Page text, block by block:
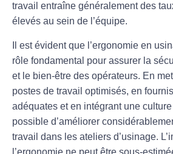
travail entraîne généralement des
élevés au sein de l’équipe.
Il est évident que l’ergonomie en
rôle fondamental pour assurer la
et le bien-être des opérateurs. En
postes de travail optimisés, en
adéquates et en intégrant une
possible d’améliorer
travail dans les ateliers d’usinage.
l’ergonomie ne peut être sous-